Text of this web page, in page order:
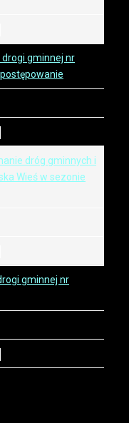
gminnej nr
dróg gminnych i
Wieś w sezonie
gminnej nr